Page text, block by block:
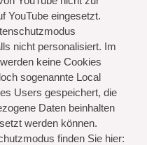
YouTube eingesetzt.
nicht personalisiert. Im
keine Cookies
sogenannte Local
Users gespeichert, die
Daten beinhalten
werden können.
finden Sie hier: